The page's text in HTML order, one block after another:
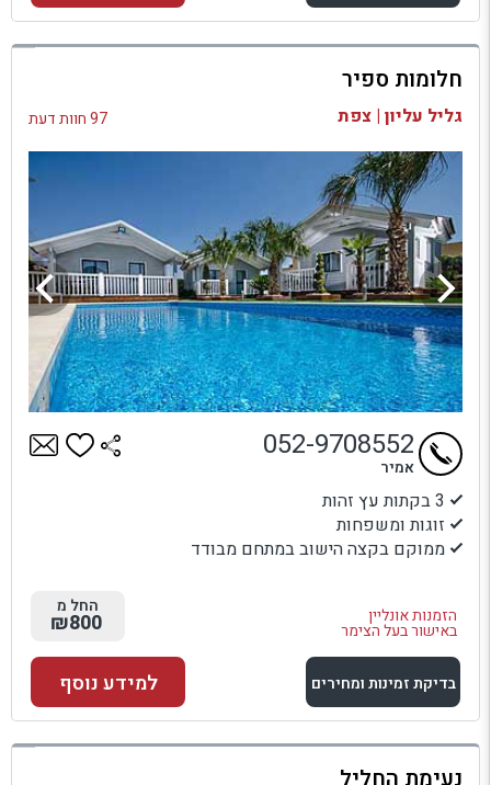
למתחם זה
בדיקת זמינות ומחירים
חלומות ספיר
גליל עליון | צפת 97 חוות דעת
3 בקתות עץ זהות
זוגות ומשפחות
ממוקם בקצה הישוב במתחם מבודד
הזמנות אונליין
באישור בעל הצימר
052-9708552
אמיר
החל מ
₪800
בדיקת זמינות ומחירים
למתחם זה
למידע נוסף